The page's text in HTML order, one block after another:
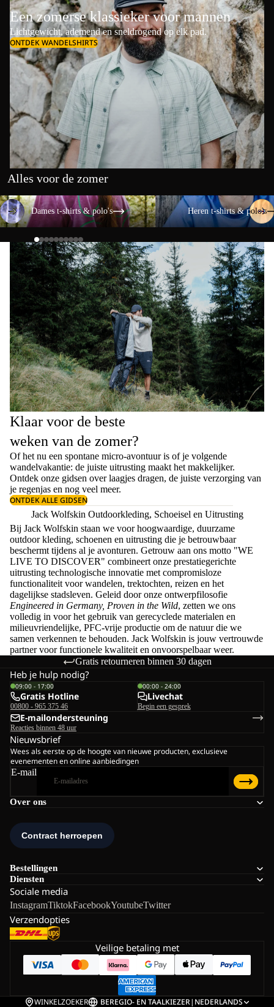
Een zomerse klassieker voor mannen
Lichtgewicht, ademend en sneldrogend op elk pad.
ONTDEK WANDELSHIRTS
Alles voor de zomer
Dames t-shirts & polo's
Dames t-shirts & polo's
Heren t-shirts & polo's
Heren t-shirts & polo's
Klaar voor de beste
weken van de zomer?
Of het nu een spontane micro-avontuur is of je volgende
wandelvakantie: de juiste uitrusting maakt het makkelijker.
Ontdek onze gidsen overlaagjes dragen, de juiste verzorging van
je regenjas en nog veel meer.
ONTDEK ALLE GIDSEN
Jack Wolfskin Outdoorkleding, Schoeisel en Uitrusting
Bij Jack Wolfskin staan we voor hoogwaardige, duurzame
outdoor kleding, schoenen en uitrusting die je betrouwbaar
beschermt tijdens al je avonturen. Getrouw aan ons motto "WE
LIVE TO DISCOVER" combineert onze prestatiegerichte
uitrusting technologische innovatie met compromisloze
functionaliteit voor wandelen, trektochten, reizen en het
dagelijkse stadsleven. Geleid door onze ontwerpfilosofie
Engineered in Germany, Proven in the Wild, zetten we ons
volledig in voor het gebruik van gerecyclede materialen en
milieuvriendelijke, PFC-vrije productie om de natuur die we
samen verkennen te behouden. Jack Wolfskin is jouw vertrouwde
partner voor functionele kwaliteit en onvoorspelbaar weer.
Gratis retourneren binnen 30 dagen
Over ons
Bestellingen
Diensten
Sociale media
InstagramTiktokFacebookYoutubeTwitter
Verzendopties
Heb je hulp nodig?
09:00 - 17:00
Gratis Hotline
00800 - 965 375 46
00:00 - 24:00
Livechat
Begin een gesprek
E-mailondersteuning
Reacties binnen 48 uur
Nieuwsbrief
Wees als eerste op de hoogte van nieuwe producten, exclusieve
evenementen en online aanbiedingen
E-mail
Veilige betaling met
WINKELZOEKER BEREGIO- EN TAALKIEZER| NEDERLANDS